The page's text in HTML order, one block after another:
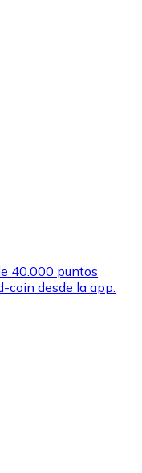
favoritas con
40.000 puntos
coin desde la app.